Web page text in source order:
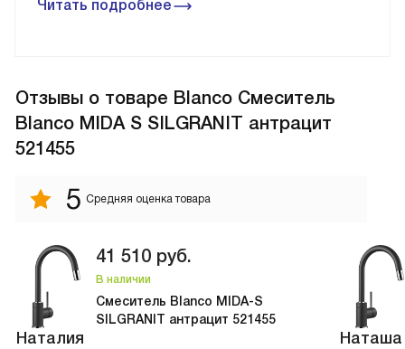
Читать подробнее
Отзывы о товаре Blanco Смеситель
Blanco MIDA S SILGRANIT антрацит
521455
5 Средняя оценка товара
41 510 руб.
В наличии
Смеситель Blanco MIDA-S
SILGRANIT антрацит 521455
Наталия Наташа